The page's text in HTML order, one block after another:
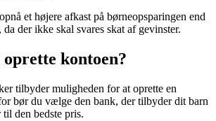
et højere afkast på børneopsparingen end
da der ikke skal svares skat af gevinster.
kontoen?
tilbyder muligheden for at oprette en
bør du vælge den bank, der tilbyder dit barn
den bedste pris.